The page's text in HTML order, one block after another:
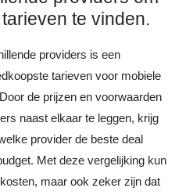
te vinden.
providers is een
tarieven voor mobiele
de prijzen en voorwaarden
naast elkaar te leggen, krijg
provider de beste deal
Met deze vergelijking kun
maar ook zeker zijn dat